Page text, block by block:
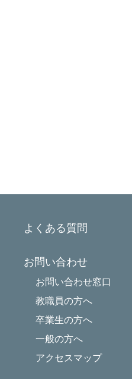
よくある質問
お問い合わせ
お問い合わせ窓口
教職員の方へ
卒業生の方へ
一般の方へ
アクセスマップ